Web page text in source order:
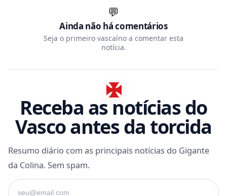
💬
Ainda não há comentários
Seja o primeiro vascaíno a comentar esta
notícia.
Receba as notícias do
Vasco antes da torcida
Resumo diário com as principais notícias do Gigante
da Colina. Sem spam.
Seu e-mail